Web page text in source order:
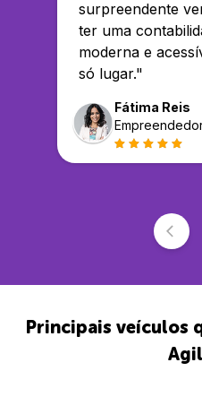
surpreendente
ter uma
moderna e
só lugar."
Fátima Reis
Principais veículos